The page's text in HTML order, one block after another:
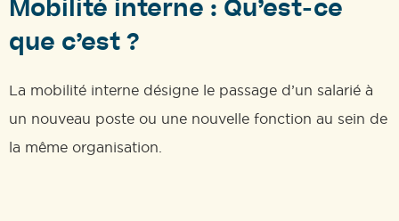
Mobilité interne : Qu’est-ce
que c’est ?
La mobilité interne désigne le passage d’un salarié à
un nouveau poste ou une nouvelle fonction au sein de
la même organisation.